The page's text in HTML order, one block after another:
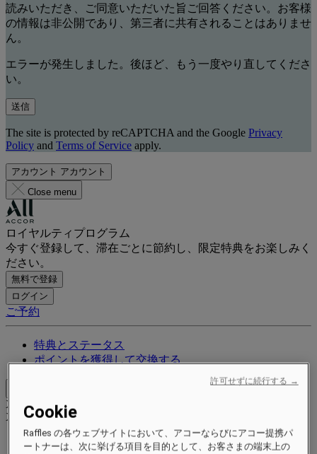
読みいただき、ご同意いただいた旨ご回答ください。お客様
の情報は非公開であり、第三者に共有されることはありませ
ん。
エラーが発生しました。後ほど、もう一度やり直してくださ
い。
送信
The site is protected by reCAPTCHA and the Google Privacy
Policy and Terms of Service apply.
アカウント アカウント
Close menu
ロイヤルティプログラム
今すぐ登録して、滞在ごとに節約し、限定特典をお楽しみく
ださい。
無料で登録
ログイン
ご予約
特典とステータス
ポイントを獲得して交換する
Xxxx Xxxxxxxxx
XXXXXX X XXXXXXXX X
Cookie
Raffles の各ウェブサイトにおいて、アコーならびにアコー提携パ
ートナーは、次に挙げる項目を目的として、お客さまの端末上の
許可せずに続行する →